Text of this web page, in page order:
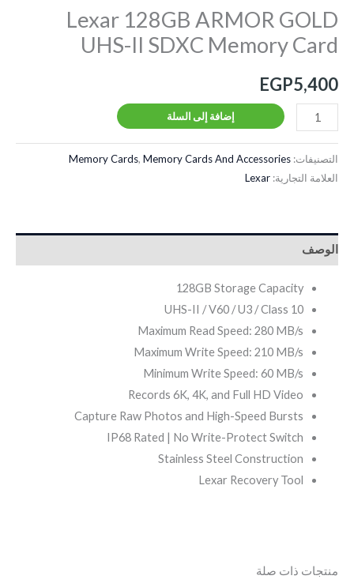
Lexar 128GB ARMOR GOLD
UHS-II SDXC Memory Card
EGP5,400
إضافة إلى السلة
التصنيفات: Memory Cards, Memory Cards And Accessories
العلامة التجارية: Lexar
الوصف
128GB Storage Capacity
UHS-II / V60 / U3 / Class 10
Maximum Read Speed: 280 MB/s
Maximum Write Speed: 210 MB/s
Minimum Write Speed: 60 MB/s
Records 6K, 4K, and Full HD Video
Capture Raw Photos and High-Speed Bursts
IP68 Rated | No Write-Protect Switch
Stainless Steel Construction
Lexar Recovery Tool
منتجات ذات صلة